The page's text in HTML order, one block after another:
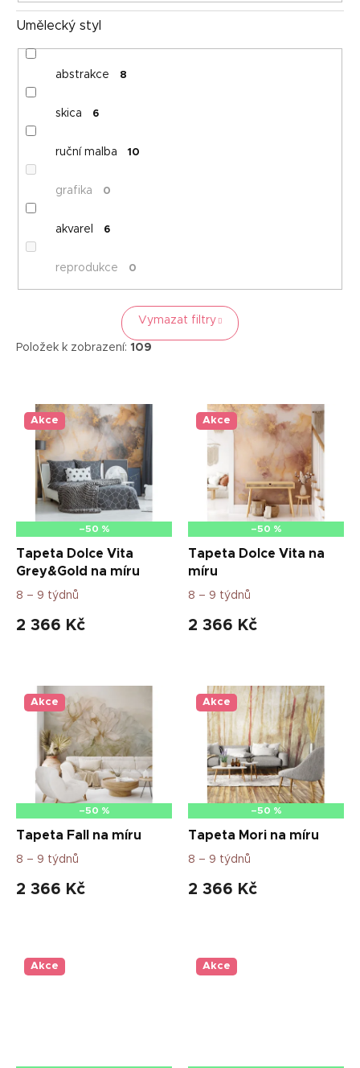
Umělecký styl
abstrakce 8
skica 6
ruční malba 10
grafika 0
akvarel 6
reprodukce 0
Vymazat filtry
Položek k zobrazení: 109
u
k
ů
Akce
–50 %
Tapeta Dolce Vita
Grey&Gold na míru
8 – 9 týdnů
2 366 Kč
Akce
–50 %
Tapeta Dolce Vita na
míru
8 – 9 týdnů
2 366 Kč
Akce
–50 %
Tapeta Fall na míru
8 – 9 týdnů
2 366 Kč
Akce
–50 %
Tapeta Mori na míru
8 – 9 týdnů
2 366 Kč
Akce Akce